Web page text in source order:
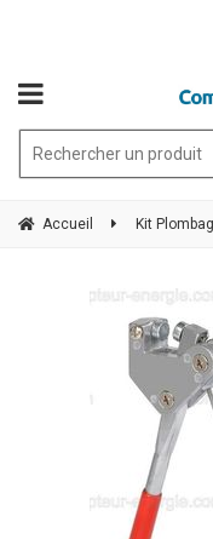
Accueil Kit